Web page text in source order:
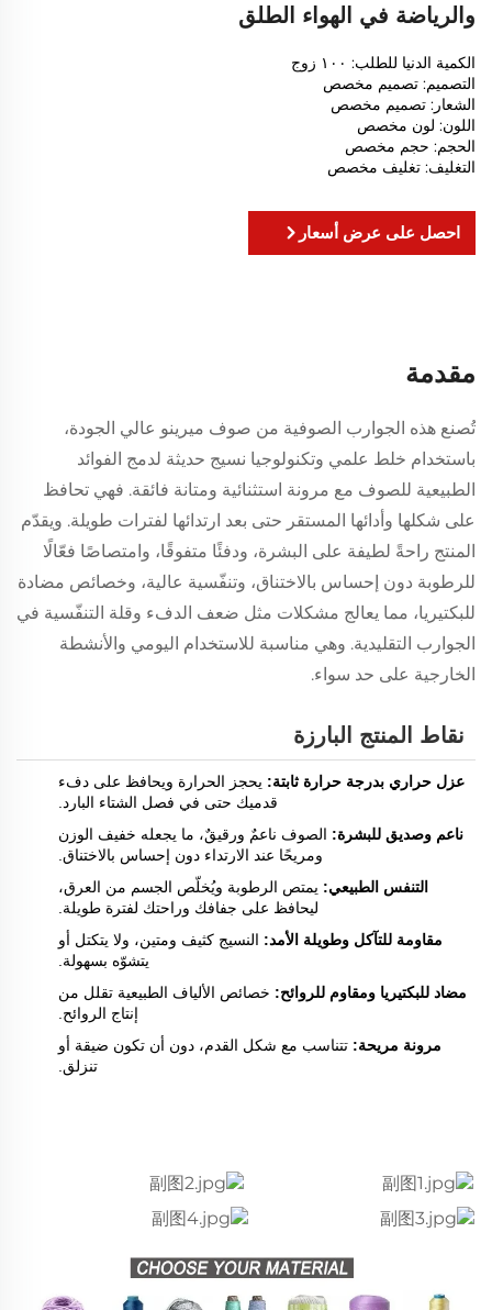
والرياضة في الهواء الطلق
الكمية الدنيا للطلب: ١٠٠ زوج
التصميم: تصميم مخصص
الشعار: تصميم مخصص
اللون: لون مخصص
الحجم: حجم مخصص
التغليف: تغليف مخصص
احصل على عرض أسعار
مقدمة
تُصنع هذه الجوارب الصوفية من صوف ميرينو عالي الجودة،
باستخدام خلط علمي وتكنولوجيا نسيج حديثة لدمج الفوائد
الطبيعية للصوف مع مرونة استثنائية ومتانة فائقة. فهي تحافظ
على شكلها وأدائها المستقر حتى بعد ارتدائها لفترات طويلة. ويقدّم
المنتج راحةً لطيفة على البشرة، ودفئًا متفوقًا، وامتصاصًا فعّالًا
للرطوبة دون إحساس بالاختناق، وتنفّسية عالية، وخصائص مضادة
للبكتيريا، مما يعالج مشكلات مثل ضعف الدفء وقلة التنفّسية في
الجوارب التقليدية. وهي مناسبة للاستخدام اليومي والأنشطة
الخارجية على حد سواء.
نقاط المنتج البارزة
عزل حراري بدرجة حرارة ثابتة: يحجز الحرارة ويحافظ على دفء
قدميك حتى في فصل الشتاء البارد.
ناعم وصديق للبشرة: الصوف ناعمٌ ورقيقٌ، ما يجعله خفيف الوزن
ومريحًا عند الارتداء دون إحساس بالاختناق.
التنفس الطبيعي: يمتص الرطوبة ويُخلّص الجسم من العرق،
ليحافظ على جفافك وراحتك لفترة طويلة.
مقاومة للتآكل وطويلة الأمد: النسيج كثيف ومتين، ولا يتكتل أو
يتشوّه بسهولة.
مضاد للبكتيريا ومقاوم للروائح: خصائص الألياف الطبيعية تقلل من
إنتاج الروائح.
مرونة مريحة: تتناسب مع شكل القدم، دون أن تكون ضيقة أو
تنزلق.